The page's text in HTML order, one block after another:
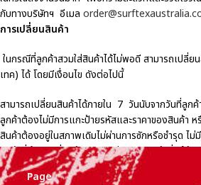
กับทางบริษัทฯ อีเมล
การเปลี่ยนสินค้า
ในกรณีที่ลูกค้าสวมใส่สินค้าได้ไม่พอดี สามารถเปลี่
เทค) ได้ โดยมีเงื่อนไข ดังต่อไปนี้
สามารถเปลี่ยนสินค้าได้ภายใน 7 วันนับจากวันที่ลูกค้
ลูกค้าต้องไม่มีการแกะป้ายรหัสและราคาของสินค้า
สินค้าต้องอยู่ในสภาพเดิมไม่ผ่านการซักหรือชำรุด ไม่
สินค้าที่นำมาเปลี่ยนต้องราคาเท่ากันกับสินค้าที่จะให้เ
ค่าจัดส่งสินค้ามาเปลี่ยนทั้งไปและกลับ ลูกค้าเป็นผู้ชำระ
Page